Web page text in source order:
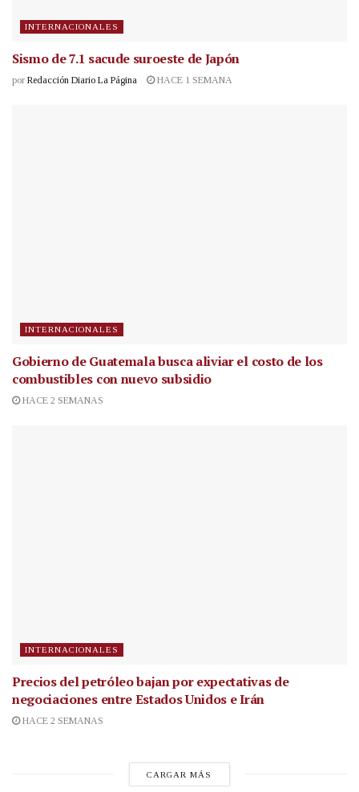
INTERNACIONALES
Sismo de 7.1 sacude suroeste de Japón
por Redacción Diario La Página HACE 1 SEMANA
INTERNACIONALES
Gobierno de Guatemala busca aliviar el costo de los
combustibles con nuevo subsidio
HACE 2 SEMANAS
INTERNACIONALES
Precios del petróleo bajan por expectativas de
negociaciones entre Estados Unidos e Irán
HACE 2 SEMANAS
CARGAR MÁS